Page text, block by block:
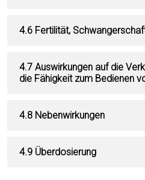
4.6 Fertilität,
4.7 Auswirkungen auf die
die Fähigkeit zum Bedienen
4.8 Nebenwirkungen
4.9 Überdosierung